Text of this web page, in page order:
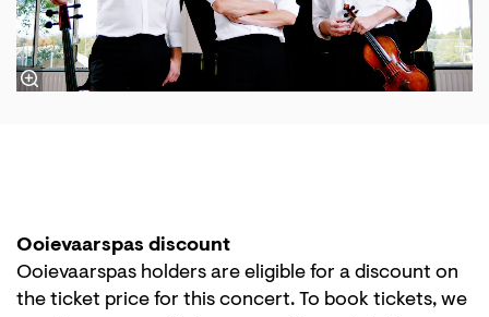
Ooievaarspas discount
Ooievaarspas holders are eligible for a discount on
the ticket price for this concert. To book tickets, we